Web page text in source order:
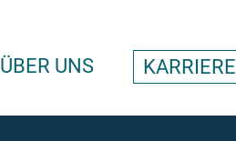
ÜBER UNS KARRIERE